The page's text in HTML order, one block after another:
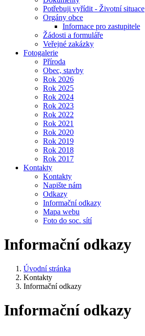
Potřebuji vyřídit - Životní situace
Orgány obce
Informace pro zastupitele
Žádosti a formuláře
Veřejné zakázky
Fotogalerie
Příroda
Obec, stavby
Rok 2026
Rok 2025
Rok 2024
Rok 2023
Rok 2022
Rok 2021
Rok 2020
Rok 2019
Rok 2018
Rok 2017
Kontakty
Kontakty
Napište nám
Odkazy
Informační odkazy
Mapa webu
Foto do soc. sítí
Informační odkazy
Úvodní stránka
Kontakty
Informační odkazy
Informační odkazy